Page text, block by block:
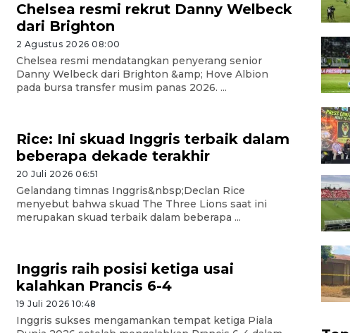
Chelsea resmi rekrut Danny Welbeck
dari Brighton
2 Agustus 2026 08:00
Chelsea resmi mendatangkan penyerang senior
Danny Welbeck dari Brighton &amp; Hove Albion
pada bursa transfer musim panas 2026. ...
Rice: Ini skuad Inggris terbaik dalam
beberapa dekade terakhir
20 Juli 2026 06:51
Gelandang timnas Inggris&nbsp;Declan Rice
menyebut bahwa skuad The Three Lions saat ini
merupakan skuad terbaik dalam beberapa ...
Inggris raih posisi ketiga usai
kalahkan Prancis 6-4
19 Juli 2026 10:48
Inggris sukses mengamankan tempat ketiga Piala